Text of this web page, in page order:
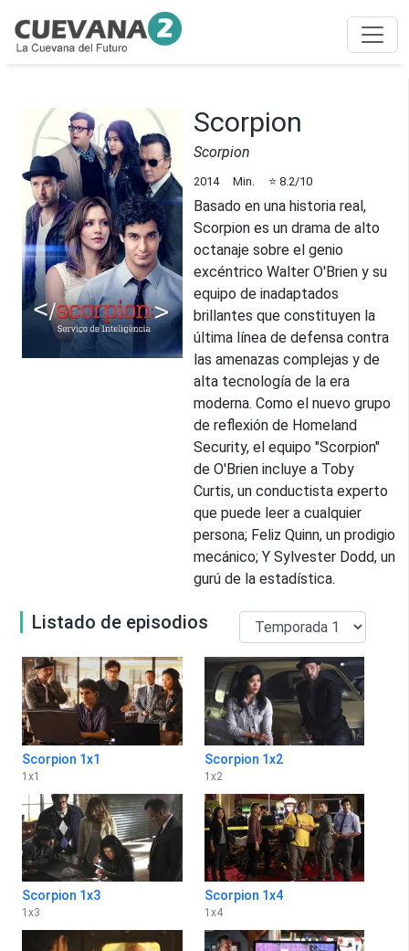
Scorpion
Scorpion
2014 Min. ⭐ 8.2/10
Basado en una historia real,
Scorpion es un drama de alto
octanaje sobre el genio
excéntrico Walter O'Brien y su
equipo de inadaptados
brillantes que constituyen la
última línea de defensa contra
las amenazas complejas y de
alta tecnología de la era
moderna. Como el nuevo grupo
de reflexión de Homeland
Security, el equipo "Scorpion"
de O'Brien incluye a Toby
Curtis, un conductista experto
que puede leer a cualquier
persona; Feliz Quinn, un prodigio
mecánico; Y Sylvester Dodd, un
gurú de la estadística.
Listado de episodios
Scorpion 1x1
1 x1
Scorpion 1x2
1 x2
Scorpion 1x3
1 x3
Scorpion 1x4
1 x4